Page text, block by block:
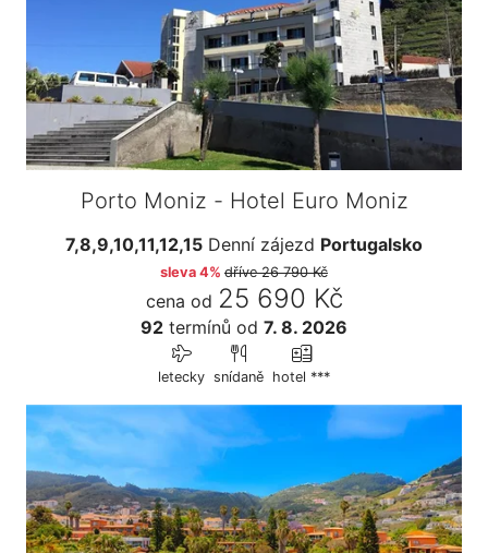
Porto Moniz - Hotel Euro Moniz
7,8,9,10,11,12,15 Denní zájezd Portugalsko
sleva 4% dříve26 790 Kč
cena od 25 690 Kč
92 termínů od 7. 8. 2026
letecky snídaně hotel ***